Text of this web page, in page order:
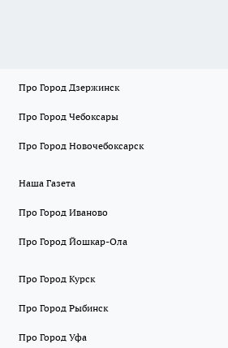
Про Город Дзержинск
Про Город Чебоксары
Про Город Новочебоксарск
Наша Газета
Про Город Иваново
Про Город Йошкар-Ола
Про Город Курск
Про Город Рыбинск
Про Город Уфа